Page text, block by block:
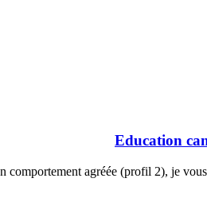
Education
comportement agréée (profil 2), je